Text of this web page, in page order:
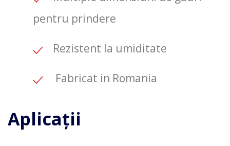
pentru prindere
Rezistent la umiditate
Fabricat in Romania
Aplicații